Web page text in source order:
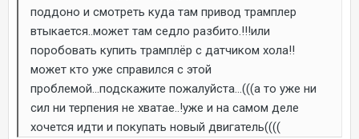
поддоно и смотреть куда там привод трамплер
втыкается..может там седло разбито.!!!или
поробовать купить трамплёр с датчиком хола!!
может кто уже справился с этой
проблемой...подскажите пожалуйста...(((а то уже ни
сил ни терпения не хватае..!уже и на самом деле
хочется идти и покупать новый двигатель((((